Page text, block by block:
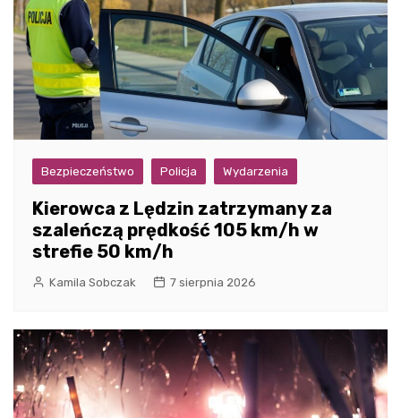
Bezpieczeństwo Policja Wydarzenia
Kierowca z Lędzin zatrzymany za
szaleńczą prędkość 105 km/h w
strefie 50 km/h
Kamila Sobczak 7 sierpnia 2026